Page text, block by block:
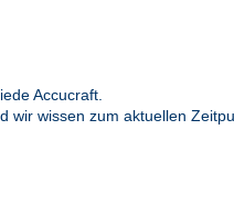
Accucraft.
wissen zum aktuellen